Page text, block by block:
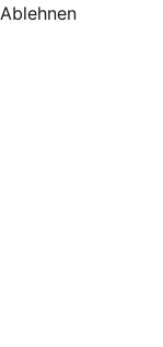
Ablehnen